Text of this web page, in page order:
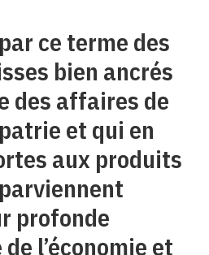
ce terme des
bien ancrés
des affaires de
et qui en
aux produits
profonde
l’économie et